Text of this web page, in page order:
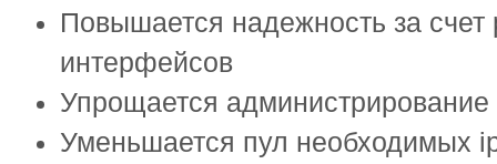
Повышается надежность за счет
интерфейсов
Упрощается администрирование
Уменьшается пул необходимых